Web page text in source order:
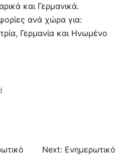
και Γερμανικά.
ανά χώρα για:
Γερμανία και Ηνωμένο
Next: Ενημερωτικό